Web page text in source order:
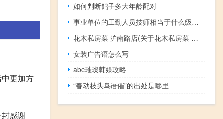
更加方
感谢
如何判断鸽子多大年龄配对
事业单位的工勤人员技师相当于什么级别？
花木私房菜 沪南路店(关于花木私房菜 沪南路店简述)
女装广告语怎么写
abc璀璨韩娱攻略
“春动枝头鸟语催”的出处是哪里